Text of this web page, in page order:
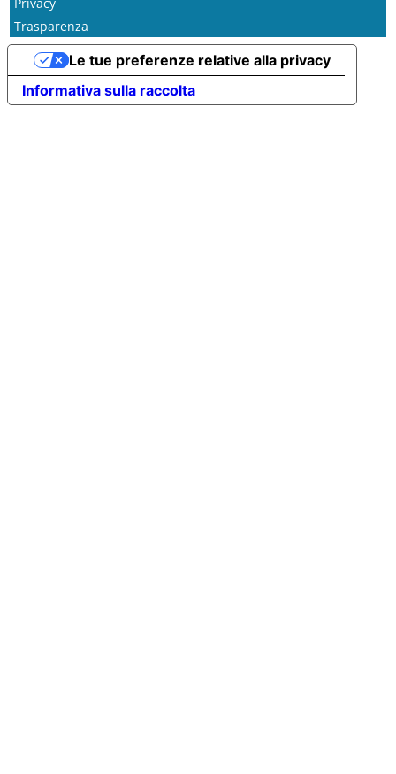
Trasparenza
Informativa sulla raccolta
Le tue preferenze relative alla privacy